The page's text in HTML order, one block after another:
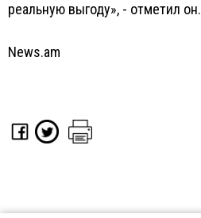
реальную выгоду», - отметил он.
News.am